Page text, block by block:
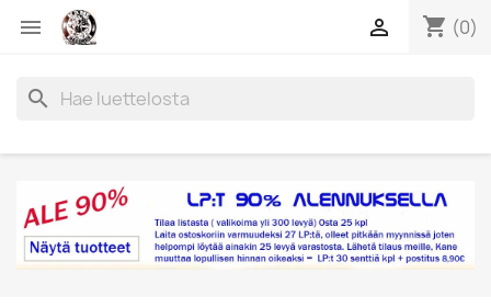
 shopping_cart (0)

search